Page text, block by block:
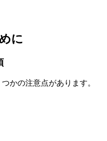
に
かの注意点があります。